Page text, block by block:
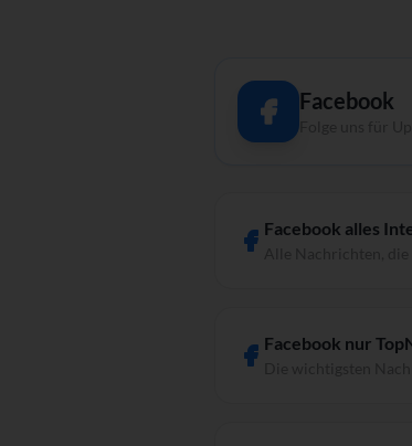
Facebook
Folge uns für
Facebook alles
Facebook nur